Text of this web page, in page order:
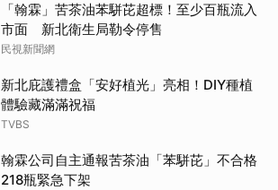
「翰霖」苦茶油苯駢芘超標！至少百瓶流入
市面 新北衛生局勒令停售
民視新聞網
新北庇護禮盒「安好植光」亮相！DIY種植
體驗藏滿滿祝福
TVBS
翰霖公司自主通報苦茶油「苯駢芘」不合格
218瓶緊急下架